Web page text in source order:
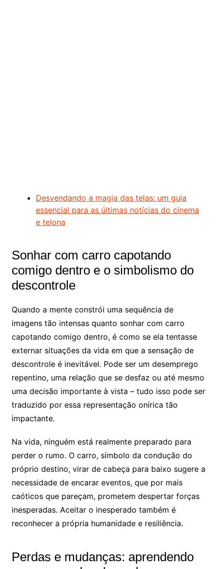
Desvendando a magia das telas: um guia
essencial para as últimas notícias do cinema
e telona
Sonhar com carro capotando
comigo dentro e o simbolismo do
descontrole
Quando a mente constrói uma sequência de
imagens tão intensas quanto sonhar com carro
capotando comigo dentro, é como se ela tentasse
externar situações da vida em que a sensação de
descontrole é inevitável. Pode ser um desemprego
repentino, uma relação que se desfaz ou até mesmo
uma decisão importante à vista – tudo isso pode ser
traduzido por essa representação onírica tão
impactante.
Na vida, ninguém está realmente preparado para
perder o rumo. O carro, símbolo da condução do
próprio destino, virar de cabeça para baixo sugere a
necessidade de encarar eventos, que por mais
caóticos que pareçam, prometem despertar forças
inesperadas. Aceitar o inesperado também é
reconhecer a própria humanidade e resiliência.
Perdas e mudanças: aprendendo